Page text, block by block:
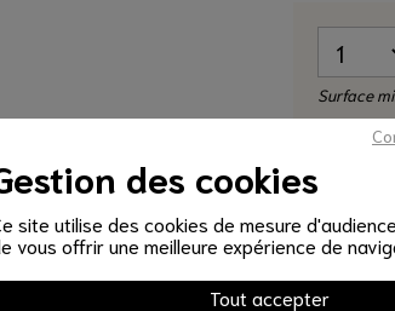
des cookies
site utilise des cookies de mesure
vous offrir une meilleure expérience de
Tout accepter
Surface
à